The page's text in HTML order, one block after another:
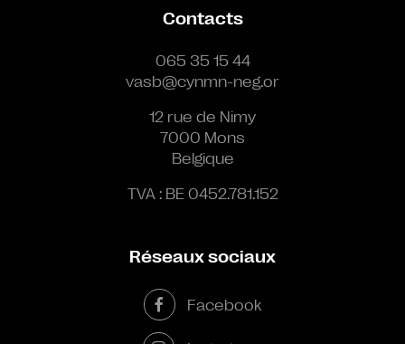
Contacts
065 35 15 44
vasb@cynmn-neg.or
12 rue de Nimy
7000 Mons
Belgique
TVA : BE 0452.781.152
Réseaux sociaux
Facebook